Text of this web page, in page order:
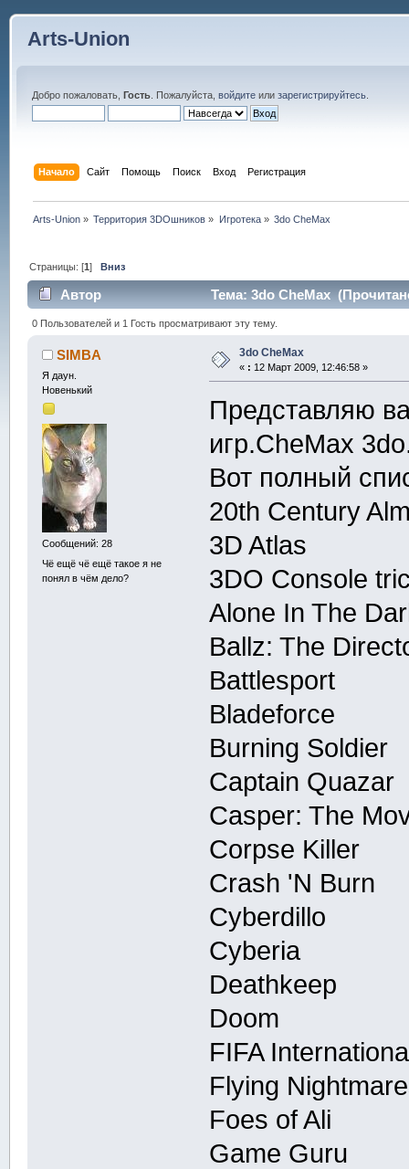
Arts-Union
Добро пожаловать, Гость. Пожалуйста, войдитеили зарегистрируйтесь.
Начало Сайт Помощь Поиск Вход Регистрация
Arts-Union » Территория 3DOшников » Игротека» 3do CheMax
Страницы: [1]Вниз
Автор Тема: 3do CheMax
0 Пользователей и 1 Гость просматривают эту тему.
SIMBA
Я даун.
Новенький
Сообщений: 28
Чё ещё чё ещё такое я не
понял в чём дело?
3do CheMax
« : 12 Март 2009, 12:46:58 »
Представляю
игр.CheMax
Вот полный
20th Century
3D Atlas
3DO Console
Alone In The
Ballz: The
Battlesport
Bladeforce
Burning Soldier
Captain Quazar
Casper: The
Corpse Killer
Crash 'N Burn
Cyberdillo
Cyberia
Deathkeep
Doom
FIFA
Flying
Foes of Ali
Game Guru